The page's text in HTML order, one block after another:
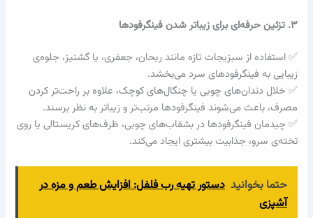
۳. تزئین حرفه‌ای برای زیباتر شدن فینگرفودها
✅ استفاده از سبزیجات تازه مانند ریحان، جعفری، یا گشنیز، جلوه‌ی
زیبایی به فینگرفودهای سرد می‌بخشد.
✅ خلال دندان‌های چوبی یا چنگال‌های کوچک، علاوه بر راحت‌تر کردن
مصرف، باعث می‌شوند فینگرفودها مرتب‌تر و زیباتر به نظر برسند.
✅ چیدمان فینگرفودها در بشقاب‌های چوبی، ظرف‌های کریستالی یا روی
تخته‌ی سرو، جذابیت بیشتری ایجاد می‌کند.
حتما بخوانید دستور تهیه رب فلفل: افزایش طعم و مزه در
آشپزی